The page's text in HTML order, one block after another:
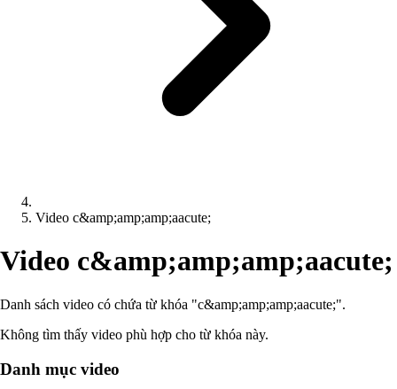
Video c&amp;amp;amp;aacute;
Video c&amp;amp;amp;aacute;
Danh sách video có chứa từ khóa "c&amp;amp;amp;aacute;".
Không tìm thấy video phù hợp cho từ khóa này.
Danh mục video